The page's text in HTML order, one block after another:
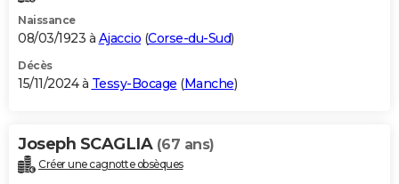
Naissance
08/03/1923 à Ajaccio (Corse-du-Sud)
Décès
15/11/2024 à Tessy-Bocage (Manche)
Joseph SCAGLIA (67 ans)
Créer une cagnotte obsèques